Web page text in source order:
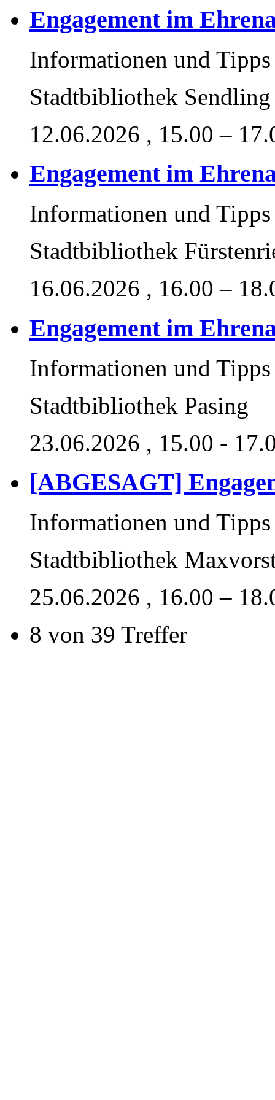
Engagement im
Informationen und Tipps
Stadtbibliothek Sendling
12.06.2026 , 15.00 –
Engagement im
Informationen und Tipps
Stadtbibliothek
16.06.2026 , 16.00 –
Engagement im
Informationen und Tipps
Stadtbibliothek Pasing
23.06.2026 , 15.00 -
[ABGESAGT]
Informationen und Tipps
Stadtbibliothek
25.06.2026 , 16.00 –
8 von 39 Treffer